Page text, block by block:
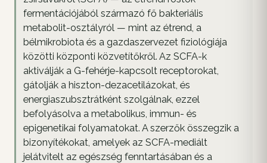
fermentációjából származó fő bakteriális
metabolit-osztályról — mint az étrend, a
bélmikrobiota és a gazdaszervezet fiziológiája
közötti központi közvetítőkről. Az SCFA-k
aktiválják a G-fehérje-kapcsolt receptorokat,
gátolják a hiszton-dezacetilázokat, és
energiaszubsztrátként szolgálnak, ezzel
befolyásolva a metabolikus, immun- és
epigenetikai folyamatokat. A szerzők összegzik a
bizonyítékokat, amelyek az SCFA-mediált
jelátvitelt az egészség fenntartásában és a